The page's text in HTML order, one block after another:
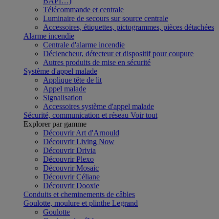
Télécommande et centrale
Luminaire de secours sur source centrale
Accessoires, étiquettes, pictogrammes, pièces détachées
Alarme incendie
Centrale d'alarme incendie
Déclencheur, détecteur et dispositif pour coupure
Autres produits de mise en sécurité
Système d'appel malade
Applique tête de lit
Appel malade
Signalisation
Accessoires système d'appel malade
Sécurité, communication et réseau Voir tout
Explorer par gamme
Découvrir Art d'Arnould
Découvrir Living Now
Découvrir Drivia
Découvrir Plexo
Découvrir Mosaic
Découvrir Céliane
Découvrir Dooxie
Conduits et cheminements de câbles
Goulotte, moulure et plinthe Legrand
Goulotte